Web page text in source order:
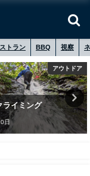
トラン BBQ 視察
アウトドア
ライミング
日